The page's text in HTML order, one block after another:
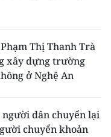
Thị Thanh Trà
xây dựng trường
ở Nghệ An
dân chuyển lại
chuyển khoản